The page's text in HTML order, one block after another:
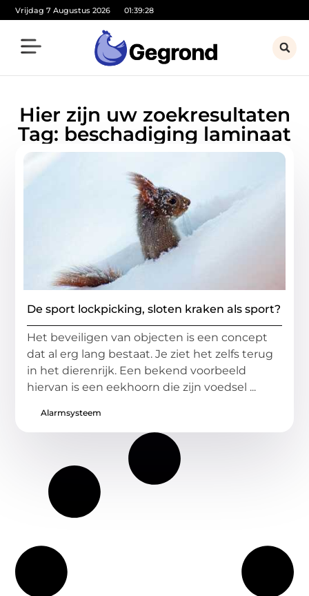
Vrijdag 7 Augustus 2026 01:39:28
Hier zijn uw zoekresultaten
Tag: beschadiging laminaat
De sport lockpicking, sloten kraken als sport?
Het beveiligen van objecten is een concept
dat al erg lang bestaat. Je ziet het zelfs terug
in het dierenrijk. Een bekend voorbeeld
hiervan is een eekhoorn die zijn voedsel ...
Alarmsysteem